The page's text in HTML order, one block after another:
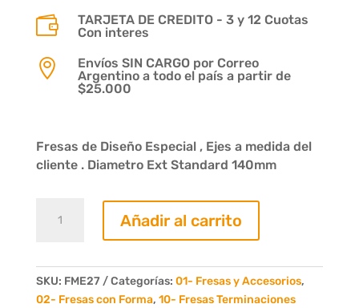

TARJETA DE CREDITO - 3 y 12 Cuotas
Con interes

Envíos SIN CARGO por Correo
Argentino a todo el país a partir de
$25.000
Fresas de Diseño Especial , Ejes a medida del
cliente . Diametro Ext Standard 140mm
Terminaciones
11/2x3
4
Añadir al carrito
SKU: FME27 Categorías: 01- Fresas y Accesorios,
02- Fresas con Forma, 10- Fresas Terminaciones